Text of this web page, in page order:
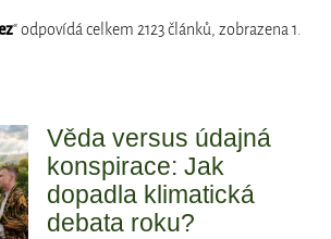
“ odpovídá celkem 2123 článků, zobrazena 1.
Věda versus údajná
konspirace: Jak
dopadla klimatická
debata roku?